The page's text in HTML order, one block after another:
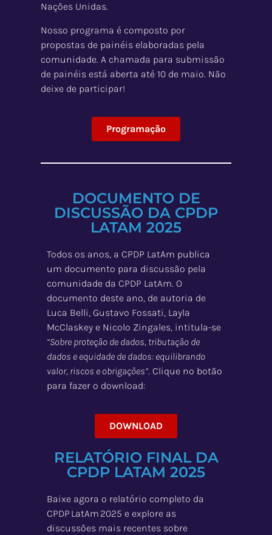
Nações Unidas.
Nosso programa é composto por
propostas de painéis elaboradas pela
comunidade. A chamada para submissão
de painéis está aberta até 10 de maio. Não
deixe de participar!
Programação
DOCUMENTO DE
DISCUSSÃO DA CPDP
LATAM 2025
Todos os anos, a CPDP LatAm publica
um documento para discussão pela
comunidade da CPDP LatAm. O
documento deste ano, de autoria de
Luca Belli, Gustavo Fossati, Layla
McClaskey e Nicolo Zingales, intitula-se
“Sobre proteção de dados, tributação de
dados e equidade de dados: equilibrando
valor, riscos e obrigações”. Clique no botão
para fazer o download:
DOWNLOAD
RELATÓRIO FINAL DA
CPDP LATAM 2025
Baixe agora o relatório completo da
CPDP LatAm 2025 e explore as
discussões mais recentes sobre